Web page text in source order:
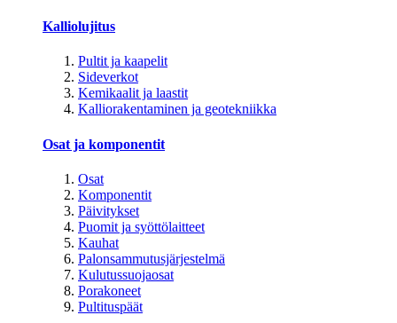
Kalliolujitus
Pultit ja kaapelit
Sideverkot
Kemikaalit ja laastit
Kalliorakentaminen ja geotekniikka
Osat ja komponentit
Osat
Komponentit
Päivitykset
Puomit ja syöttölaitteet
Kauhat
Palonsammutusjärjestelmä
Kulutussuojaosat
Porakoneet
Pultituspäät